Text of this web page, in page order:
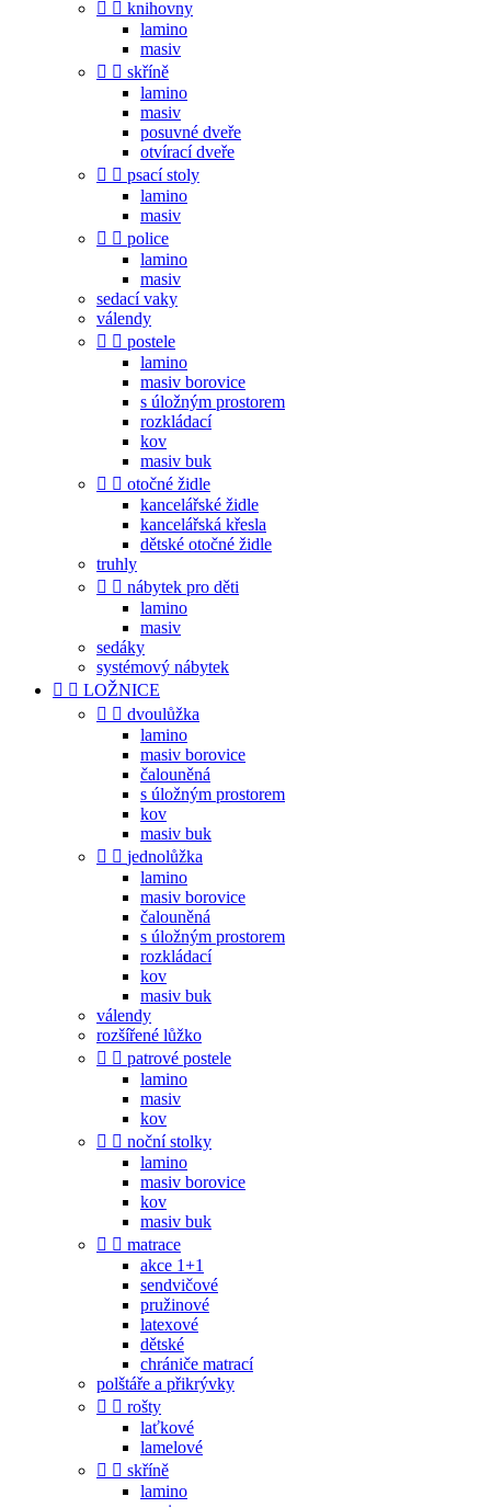
  knihovny
lamino
masiv
  skříně
lamino
masiv
posuvné dveře
otvírací dveře
  psací stoly
lamino
masiv
  police
lamino
masiv
sedací vaky
válendy
  postele
lamino
masiv borovice
s úložným prostorem
rozkládací
kov
masiv buk
  otočné židle
kancelářské židle
kancelářská křesla
dětské otočné židle
truhly
  nábytek pro děti
lamino
masiv
sedáky
systémový nábytek
  LOŽNICE
  dvoulůžka
lamino
masiv borovice
čalouněná
s úložným prostorem
kov
masiv buk
  jednolůžka
lamino
masiv borovice
čalouněná
s úložným prostorem
rozkládací
kov
masiv buk
válendy
rozšířené lůžko
  patrové postele
lamino
masiv
kov
  noční stolky
lamino
masiv borovice
kov
masiv buk
  matrace
akce 1+1
sendvičové
pružinové
latexové
dětské
chrániče matrací
polštáře a přikrývky
  rošty
laťkové
lamelové
  skříně
lamino